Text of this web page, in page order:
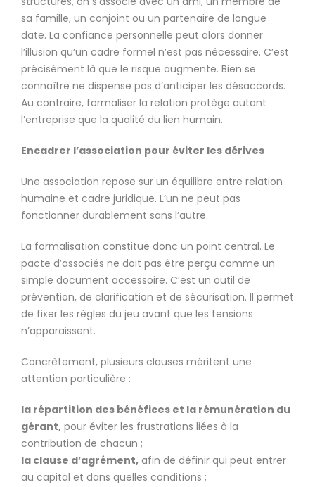
sa famille, un conjoint ou un partenaire de longue
date. La confiance personnelle peut alors donner
l’illusion qu’un cadre formel n’est pas nécessaire. C’est
précisément là que le risque augmente. Bien se
connaître ne dispense pas d’anticiper les désaccords.
Au contraire, formaliser la relation protège autant
l’entreprise que la qualité du lien humain.
Encadrer l’association pour éviter les dérives
Une association repose sur un équilibre entre relation
humaine et cadre juridique. L’un ne peut pas
fonctionner durablement sans l’autre.
La formalisation constitue donc un point central. Le
pacte d’associés ne doit pas être perçu comme un
simple document accessoire. C’est un outil de
prévention, de clarification et de sécurisation. Il permet
de fixer les règles du jeu avant que les tensions
n’apparaissent.
Concrètement, plusieurs clauses méritent une
attention particulière :
la répartition des bénéfices et la rémunération du
gérant, pour éviter les frustrations liées à la
contribution de chacun ;
la clause d’agrément, afin de définir qui peut entrer
au capital et dans quelles conditions ;